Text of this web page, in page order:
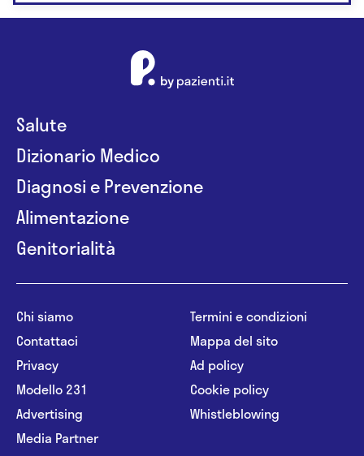
Salute
Dizionario Medico
Diagnosi e Prevenzione
Alimentazione
Genitorialità
Chi siamo
Contattaci
Privacy
Modello 231
Advertising
Media Partner
Termini e condizioni
Mappa del sito
Ad policy
Cookie policy
Whistleblowing